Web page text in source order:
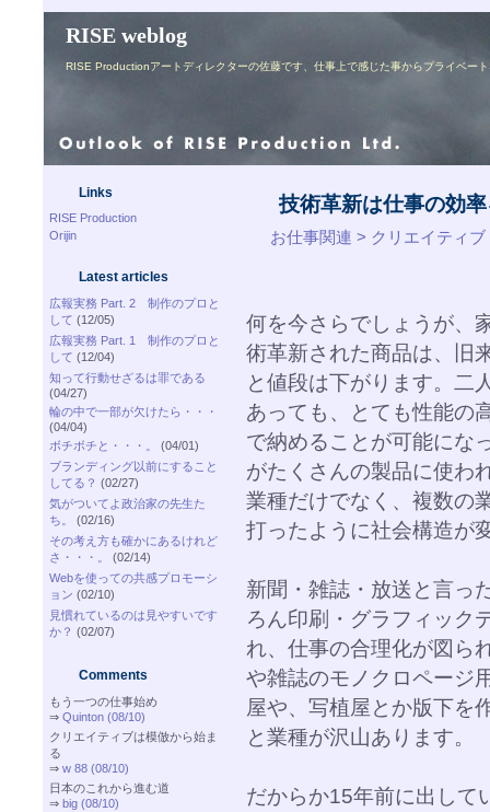
RISE weblog
RISE Productionアートディレクターの佐藤です、仕事上で感じた事からプライベー
Links
RISE Production
Orijin
Latest articles
広報実務 Part. 2 制作のプロと
して (12/05)
広報実務 Part. 1 制作のプロと
して (12/04)
知って行動せざるは罪である
(04/27)
輪の中で一部が欠けたら・・・
(04/04)
ボチボチと・・・。
(04/01)
ブランディング以前にすること
してる？ (02/27)
気がついてよ政治家の先生た
ち。
(02/16)
その考え方も確かにあるけれど
さ・・・。
(02/14)
Webを使っての共感プロモーシ
ョン (02/10)
見慣れているのは見やすいです
か？ (02/07)
Comments
もう一つの仕事始め
⇒ Quinton (08/10)
クリエイティブは模倣から始ま
る
⇒ w 88 (08/10)
日本のこれから進む道
⇒ big (08/10)
技術革新は仕事の効
お仕事関連 > クリエイティ
何を今さらでしょうが、
術革新された商品は、旧
と値段は下がります。二
あっても、とても性能の
で納めることが可能にな
がたくさんの製品に使わ
業種だけでなく、複数の
打ったように社会構造が
新聞・雑誌・放送と言っ
ろん印刷・グラフィック
れ、仕事の合理化が図ら
や雑誌のモノクロページ
屋や、写植屋とか版下を
と業種が沢山あります。
だからか15年前に出して